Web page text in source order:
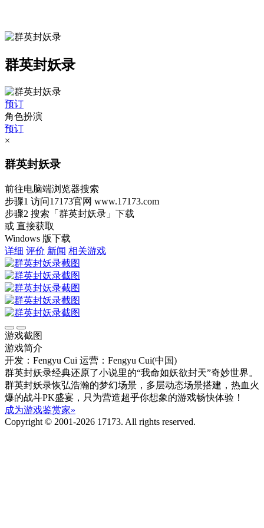
群英封妖录
预订
角色扮演
预订
×
群英封妖录
前往电脑端浏览器搜索
步骤1 访问17173官网 www.17173.com
步骤2 搜索 「群英封妖录」 下载
或 直接获取
Windows 版下载
详细 评价 新闻 相关游戏
游戏截图
游戏简介
开发：Fengyu Cui 运营：Fengyu Cui(中国)
群英封妖录经典还原了小说里的“我命如妖欲封天”奇妙世界。
群英封妖录恢弘浩瀚的梦幻场景，多层动态场景搭建，热血火
爆的战斗PK盛宴，只为营造超乎你想象的游戏畅快体验！
成为游戏鉴赏家»
Copyright © 2001-2026 17173. All rights reserved.